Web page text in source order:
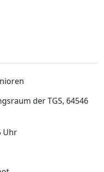
der TGS, 64546
Uhr